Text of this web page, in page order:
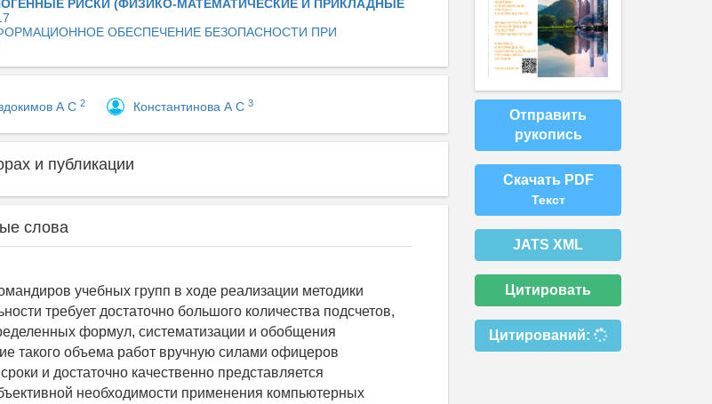
РИСКИ (ФИЗИКО-МАТЕМАТИЧЕСКИЕ И ПРИКЛАДНЫЕ
ОБЕСПЕЧЕНИЕ БЕЗОПАСНОСТИ ПРИ
А С 2 Константинова А С 3
и публикации
слова
учебных групп в ходе реализации методики
требует достаточно большого количества подсчетов,
формул, систематизации и обобщения
такого объема работ вручную силами офицеров
и достаточно качественно представляется
необходимости применения компьютерных
Отправить
рукопись
Скачать PDF
Текст
JATS XML
Цитировать
Цитирований: